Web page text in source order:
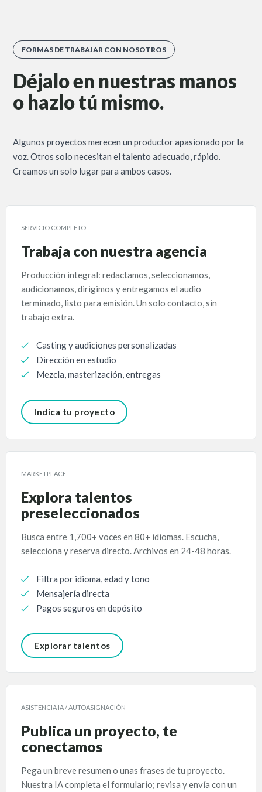
FORMAS DE TRABAJAR CON NOSOTROS
Déjalo en nuestras manos
o hazlo tú mismo.
Algunos proyectos merecen un productor apasionado por la
voz. Otros solo necesitan el talento adecuado, rápido.
Creamos un solo lugar para ambos casos.
SERVICIO COMPLETO
Trabaja con nuestra agencia
Producción integral: redactamos, seleccionamos,
audicionamos, dirigimos y entregamos el audio
terminado, listo para emisión. Un solo contacto, sin
trabajo extra.
Casting y audiciones personalizadas
Dirección en estudio
Mezcla, masterización, entregas
Indica tu proyecto
MARKETPLACE
Explora talentos
preseleccionados
Busca entre 1,700+ voces en 80+ idiomas. Escucha,
selecciona y reserva directo. Archivos en 24-48 horas.
Filtra por idioma, edad y tono
Mensajería directa
Pagos seguros en depósito
Explorar talentos
ASISTENCIA IA / AUTOASIGNACIÓN
Publica un proyecto, te
conectamos
Pega un breve resumen o unas frases de tu proyecto.
Nuestra IA completa el formulario; revisa y envía con un